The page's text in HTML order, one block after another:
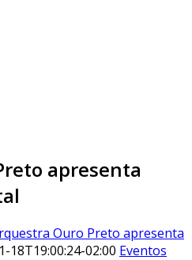
apresenta
Ouro Preto apresenta
18T19:00:24-02:00 Eventos